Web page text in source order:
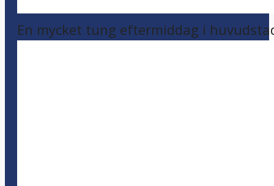
En mycket tung eftermiddag i